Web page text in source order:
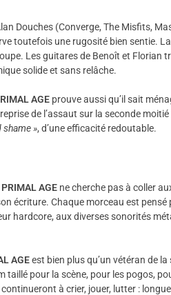
Douches (Converge, The Misfits,
toutefois une rugosité bien sentie.
Les guitares de Benoît et Florian
solide et sans relâche.
AGE prouve aussi qu’il sait
de l’assaut sur la seconde moitié
», d’une efficacité redoutable.
PRIMAL AGE ne cherche pas à coller
écriture. Chaque morceau est pensé
hardcore, aux diverses sonorités
AGEest bien plus qu’un vétéran de la
pour la scène, pour les pogos,
à crier, jouer, lutter :